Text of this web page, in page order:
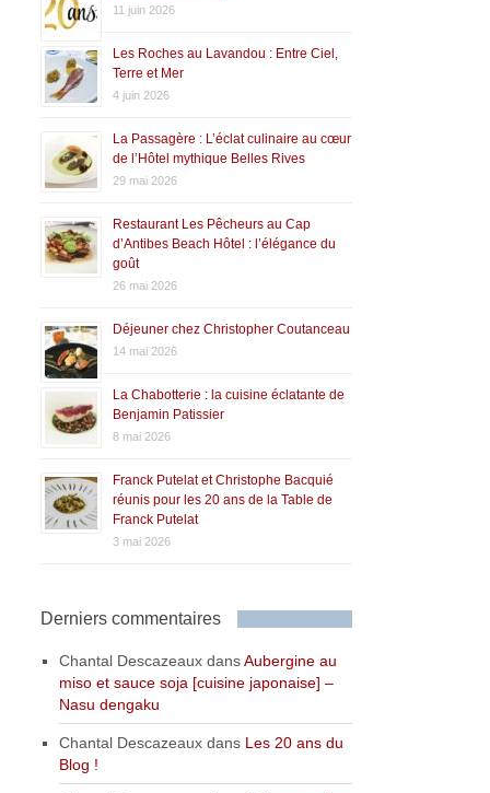
11 juin 2026
Les Roches au Lavandou : Entre Ciel,
Terre et Mer
4 juin 2026
La Passagère : L’éclat culinaire au cœur
de l’Hôtel mythique Belles Rives
29 mai 2026
Restaurant Les Pêcheurs au Cap
d’Antibes Beach Hôtel : l’élégance du
goût
26 mai 2026
Déjeuner chez Christopher Coutanceau
14 mai 2026
La Chabotterie : la cuisine éclatante de
Benjamin Patissier
8 mai 2026
Franck Putelat et Christophe Bacquié
réunis pour les 20 ans de la Table de
Franck Putelat
3 mai 2026
Derniers commentaires
Chantal Descazeaux dansAubergine au
miso et sauce soja [cuisine japonaise] –
Nasu dengaku
Chantal Descazeaux dans Les 20 ans du
Blog !